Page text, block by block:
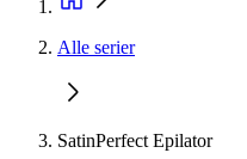
Alle serier
SatinPerfect Epilator